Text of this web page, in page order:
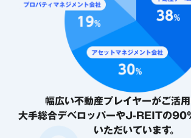
幅広い不動産プレイヤーがご活用
大手総合デベロッパーやJ-REITの
いただいています。